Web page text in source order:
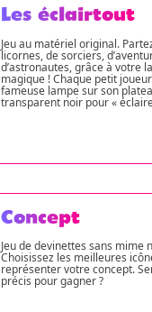
Les éclairtout
Jeu au matériel original.
licornes, de sorciers,
d’astronautes, grâce à votre
magique ! Chaque petit
fameuse lampe sur son
transparent noir pour «
Concept
Jeu de devinettes sans mime
Choisissez les meilleures
représenter votre concept.
précis pour gagner ?